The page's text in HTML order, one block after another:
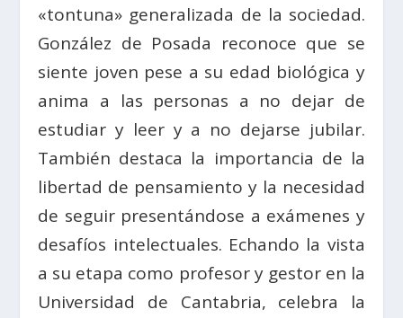
«tontuna» generalizada de la sociedad.
González de Posada reconoce que se
siente joven pese a su edad biológica y
anima a las personas a no dejar de
estudiar y leer y a no dejarse jubilar.
También destaca la importancia de la
libertad de pensamiento y la necesidad
de seguir presentándose a exámenes y
desafíos intelectuales. Echando la vista
a su etapa como profesor y gestor en la
Universidad de Cantabria, celebra la